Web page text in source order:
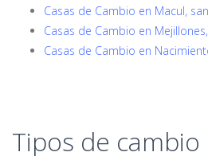
Casas de Cambio en Macul,
Casas de Cambio en
Casas de Cambio en
Tipos de cambio